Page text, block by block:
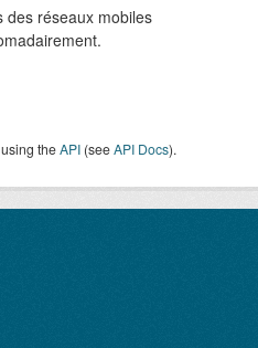
des réseaux mobiles
theAPI (seeAPI Docs).